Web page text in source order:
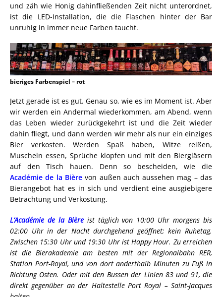
und zäh wie Honig dahinfließenden Zeit nicht unterordnet,
ist die LED-Installation, die die Flaschen hinter der Bar
unruhig in immer neue Farben taucht.
bieriges Farbenspiel – rot
Jetzt gerade ist es gut. Genau so, wie es im Moment ist. Aber
wir werden ein Andermal wiederkommen, am Abend, wenn
das Leben wieder zurückgekehrt ist und die Zeit wieder
dahin fliegt, und dann werden wir mehr als nur ein einziges
Bier verkosten. Werden Spaß haben, Witze reißen,
Muscheln essen, Sprüche klopfen und mit den Biergläsern
auf den Tisch hauen. Denn so bescheiden, wie die
Académie de la Bièrevon außen auch aussehen mag – das
Bierangebot hat es in sich und verdient eine ausgiebigere
Betrachtung und Verkostung.
L‘Académie de la Bièreist täglich von 10:00 Uhr morgens bis
02:00 Uhr in der Nacht durchgehend geöffnet; kein Ruhetag.
Zwischen 15:30 Uhr und 19:30 Uhr ist Happy Hour. Zu erreichen
ist die Bierakademie am besten mit der Regionalbahn RER,
Station Port-Royal, und von dort anderthalb Minuten zu Fuß in
Richtung Osten. Oder mit den Bussen der Linien 83 und 91, die
direkt gegenüber an der Haltestelle Port Royal – Saint-Jacques